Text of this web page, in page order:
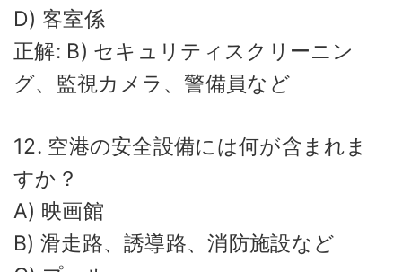
D) 客室係
正解: B) セキュリティスクリーニン
グ、監視カメラ、警備員など
12. 空港の安全設備には何が含まれま
すか？
A) 映画館
B) 滑走路、誘導路、消防施設など